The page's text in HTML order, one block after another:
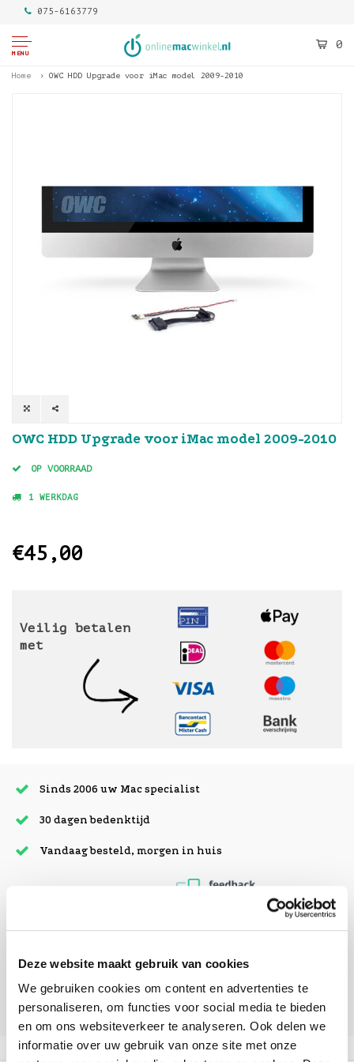
Deze website maakt gebruik van cookies
We gebruiken cookies om content en advertenties te
personaliseren, om functies voor social media te bieden
en om ons websiteverkeer te analyseren. Ook delen we
informatie over uw gebruik van onze site met onze
075-6163779
MENU
0
Home OWC HDD Upgrade voor iMac model 2009-2010
OWC HDD Upgrade voor iMac model 2009-2010
OP VOORRAAD
1 WERKDAG
€45,00
Veilig betalen
met
Sinds 2006 uw Mac specialist
30 dagen bedenktijd
Vandaag besteld, morgen in huis